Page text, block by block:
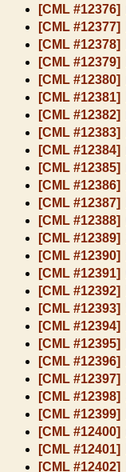
[CML #12376]
[CML #12377]
[CML #12378]
[CML #12379]
[CML #12380]
[CML #12381]
[CML #12382]
[CML #12383]
[CML #12384]
[CML #12385]
[CML #12386]
[CML #12387]
[CML #12388]
[CML #12389]
[CML #12390]
[CML #12391]
[CML #12392]
[CML #12393]
[CML #12394]
[CML #12395]
[CML #12396]
[CML #12397]
[CML #12398]
[CML #12399]
[CML #12400]
[CML #12401]
[CML #12402]